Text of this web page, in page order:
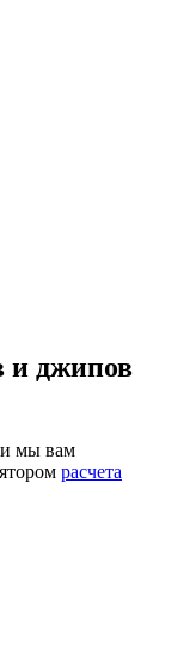
и джипов
и мы вам
расчета